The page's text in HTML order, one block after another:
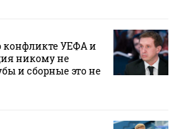
конфликте УЕФА и
никому не
и сборные это не